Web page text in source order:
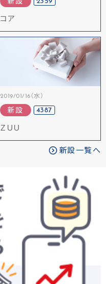
新設 2359
コア
2019/01/16（水）
新設 4387
ＺＵＵ
新設一覧へ